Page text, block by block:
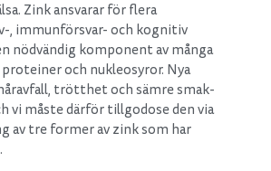
Zink ansvarar för flera
, immunförsvar- och kognitiv
nödvändig komponent av många
och nukleosyror. Nya
trötthet och sämre smak-
vi måste därför tillgodose den via
av tre former av zink som har